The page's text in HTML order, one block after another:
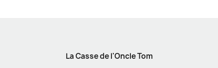
La Casse de l'Oncle Tom